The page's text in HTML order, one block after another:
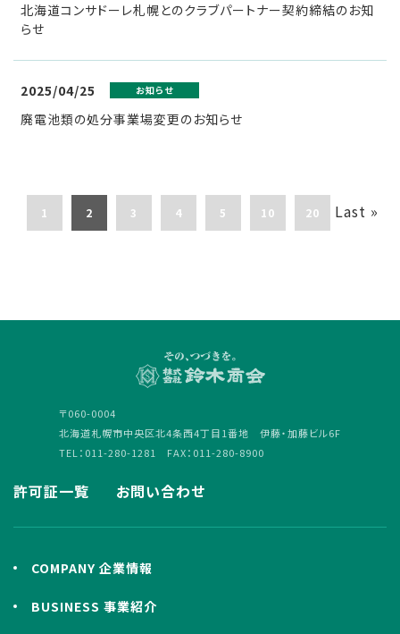
北海道コンサドーレ札幌とのクラブパートナー契約締結のお知
らせ
2025/04/25 お知らせ
廃電池類の処分事業場変更のお知らせ
1 2 3 4 5 10 20 Last »
〒060-0004
北海道札幌市中央区北4条西4丁目1番地 伊藤・加藤ビル6F
TEL：011-280-1281 FAX：011-280-8900
許可証一覧 お問い合わせ
COMPANY 企業情報
BUSINESS 事業紹介